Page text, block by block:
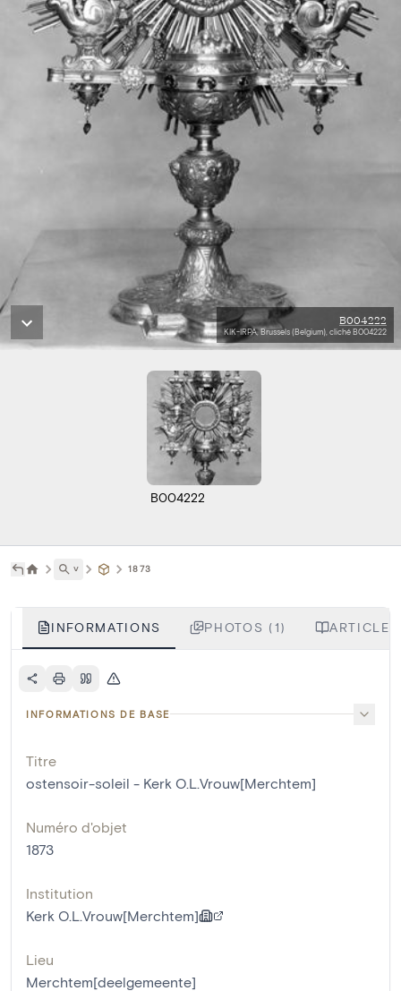
B004222
KIK-IRPA, Brussels (Belgium), cliché B004222
B004222
˅ 1873
INFORMATIONS PHOTOS (1)
INFORMATIONS DE BASE
Titre
ostensoir-soleil - Kerk O.L.Vrouw[Merchtem]
Numéro d'objet
1873
Institution
Kerk O.L.Vrouw[Merchtem]
Lieu
Merchtem[deelgemeente]